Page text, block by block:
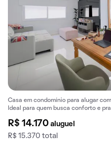
Casa em condomínio para alugar
Ideal para quem busca conforto e
R$ 14.170aluguel
R$ 15.370 total